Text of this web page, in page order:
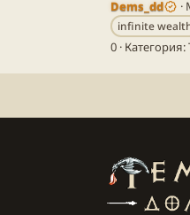
Dems_dd
infinite
0